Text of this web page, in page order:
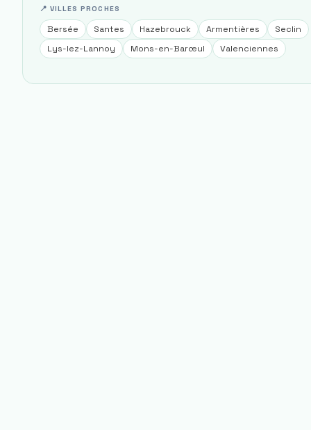
📍 VILLES PROCHES
Bersée Santes Hazebrouck Armentières
Seclin
Lys-lez-Lannoy
Mons-en-Barœul Valenciennes